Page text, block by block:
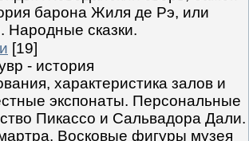
барона Жиля де Рэ, или
сказки.
[19]
- история
характеристика залов и
экспонаты. Персональные
Пикассо и Сальвадора Дали.
Восковые фигуры музея